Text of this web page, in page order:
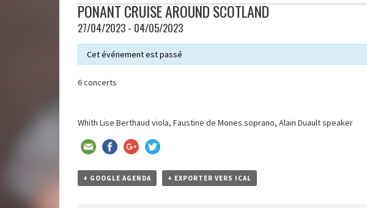
PONANT CRUISE AROUND SCOTLAND
27/04/2023 - 04/05/2023
Cet événement est passé
6 concerts
Whith Lise Berthaud viola, Faustine de Mones soprano, Alain Duault speaker
+ GOOGLE AGENDA + EXPORTER VERS ICAL